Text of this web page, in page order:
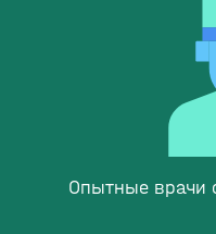
Опытные врачи